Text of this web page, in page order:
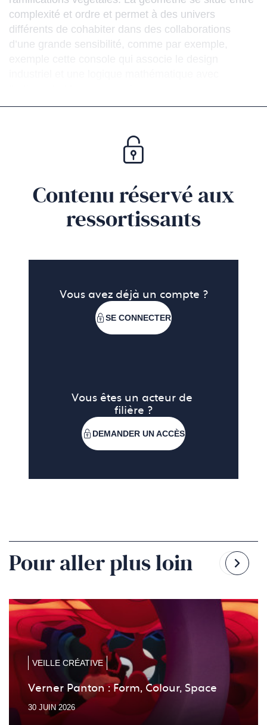
complexité et ordre et permet à des univers
différents de cohabiter dans des collaborations
d’une grande sensibilité, comme par exemple,
Contenu réservé aux
ressortissants
Vous avez déjà un compte ?
SE CONNECTER
Vous êtes un acteur de
filière ?
DEMANDER UN ACCÈS
Pour aller plus loin
lala
VEILLE CRÉATIVE
Verner Panton : Form, Colour, Space
30 JUIN 2026